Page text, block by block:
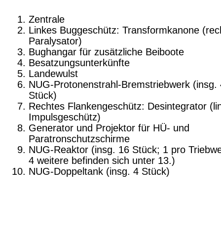
Zentrale
Linkes Buggeschütz: Transformkanone
Paralysator)
Bughangar für zusätzliche Beiboote
Besatzungsunterkünfte
Landewulst
NUG-Protonenstrahl-Bremstriebwerk (insg.
Stück)
Rechtes Flankengeschütz: Desintegrator
Impulsgeschütz)
Generator und Projektor für HÜ- und
Paratronschutzschirme
NUG-Reaktor (insg. 16 Stück; 1 pro
4 weitere befinden sich unter 13.)
NUG-Doppeltank (insg. 4 Stück)